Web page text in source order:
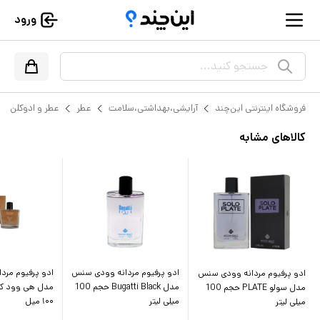
ورود
جستجو کنید...
فروشگاه اینترنتی این‌چند آرایشی،بهداشتی،سلامت عطر عطر و ادوکلن
کالاهای مشابه
ادو پرفیوم مردانه وودی سنس
مدل سولو PLATE حجم 100
میلی لیتر
ادو پرفیوم مردانه وودی سنس
مدل Bugatti Black حجم 100
میلی لیتر
ادو پرفیوم
۱۰۰ میل